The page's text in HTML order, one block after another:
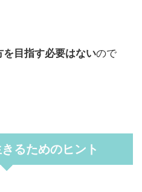
目指す必要はないので
るためのヒント